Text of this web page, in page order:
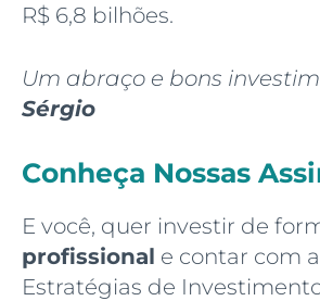
R$ 6,8 bilhões.
Um abraço e bons
Sérgio
Conheça Nossas
E você, quer investir de
profissional e contar com
Estratégias de